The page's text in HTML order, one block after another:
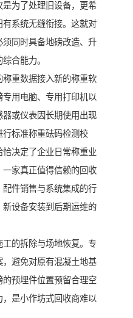
为了处理旧设备，更希
系统无缝衔接。这就对
同时具备地磅改造、升
合能力。
重数据接入新的称重软
用电脑、专用打印机以
或仪表因长期使用出现
标准称重砝码检测校
决定了企业日常称重业
家真正值得信赖的回收
件销售与系统集成的行
设备安装到后期运维的
的拆除与场地恢复。专
避免对原有混凝土地基
预埋件位置预留合理空
是小作坊式回收商难以